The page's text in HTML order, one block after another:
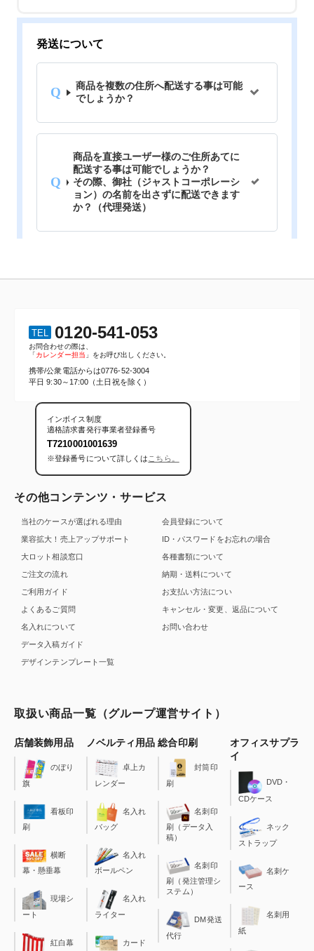
TEL 0120-541-053
お問合わせの際は、
「カレンダー担当 」をお呼び出しください。
携帯/公衆電話からは0776-52-3004
平日 9:30～17:00（土日祝を除く）
インボイス制度
適格請求書発行事業者登録番号
T7210001001639
※登録番号について詳しくは こちら。
その他コンテンツ・サービス
当社のケースが選ばれる理由
業容拡大！売上アップサポート
大ロット相談窓口
ご注文の流れ
ご利用ガイド
よくあるご質問
名入れについて
データ入稿ガイド
デザインテンプレート一覧
会員登録について
ID・パスワードをお忘れの場合
各種書類について
納期・送料について
お支払い方法につい
キャンセル・変更、返品について
お問い合わせ
取扱い商品一覧（グループ運営サイト）
店舗装飾用品
のぼり
旗
看板印
刷
横断
幕・懸垂幕
現場シ
ート
紅白幕
ノベルティ用品
卓上カ
レンダー
名入れ
バッグ
名入れ
ボールペン
名入れ
ライター
カード
総合印刷
封筒印
刷
名刺印
刷（データ入
稿）
名刺印
刷（発注管理シ
ステム）
DM発送
代行
オフィスサプラ
イ
DVD・
CDケース
ネック
ストラップ
名刺ケ
ース
名刺用
紙